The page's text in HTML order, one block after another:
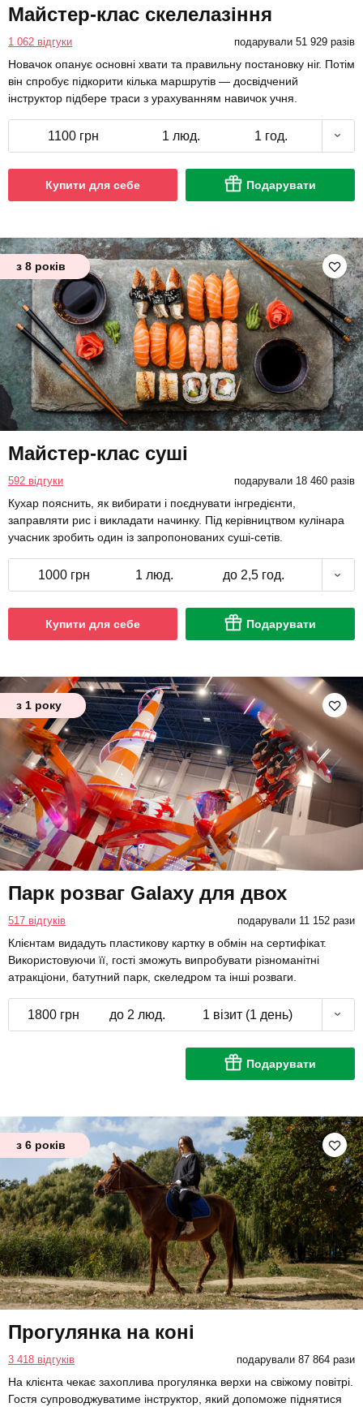
Майстер-клас скелелазіння
1 062 відгуки подарували 51 929 разів
Новачок опанує основні хвати та правильну постановку ніг. Потім
він спробує підкорити кілька маршрутів — досвідчений
інструктор підбере траси з урахуванням навичок учня.
1100 грн 1 люд. 1 год.
Купити для себе Подарувати
з 8 років
Майстер-клас суші
592 відгуки подарували 18 460 разів
Кухар пояснить, як вибирати і поєднувати інгредієнти,
заправляти рис і викладати начинку. Під керівництвом кулінара
учасник зробить один із запропонованих суші-сетів.
1000 грн 1 люд. до 2,5 год.
Купити для себе Подарувати
з 1 року
Парк розваг Galaxy для двох
517 відгуків подарували 11 152 рази
Клієнтам видадуть пластикову картку в обмін на сертифікат.
Використовуючи її, гості зможуть випробувати різноманітні
атракціони, батутний парк, скеледром та інші розваги.
1800 грн до 2 люд. 1 візит (1 день)
Подарувати
з 6 років
Прогулянка на коні
3 418 відгуків подарували 87 864 рази
На клієнта чекає захоплива прогулянка верхи на свіжому повітрі.
Гостя супроводжуватиме інструктор, який допоможе піднятися